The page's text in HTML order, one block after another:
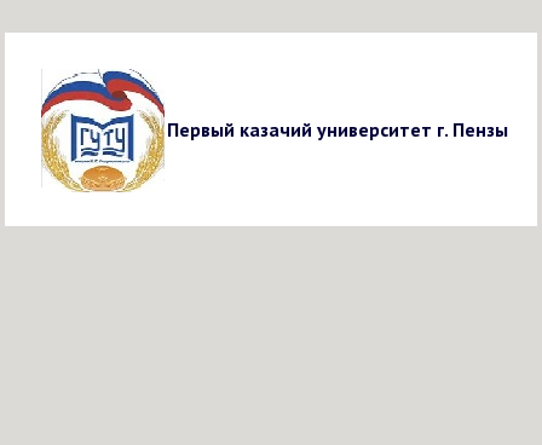
Первый казачий университет г. Пензы